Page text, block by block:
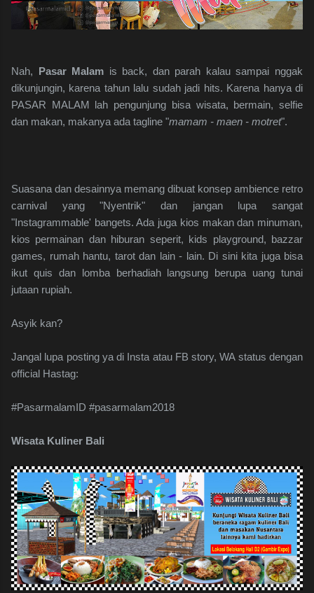
Nah, Pasar Malam is back, dan parah kalau sampai nggak
dikunjungin, karena tahun lalu sudah jadi hits. Karena hanya di
PASAR MALAM lah pengunjung bisa wisata, bermain, selfie
dan makan, makanya ada tagline "mamam - maen - motret".
Suasana dan desainnya memang dibuat konsep ambience retro
carnival yang "Nyentrik" dan jangan lupa sangat
"Instagrammable' bangets. Ada juga kios makan dan minuman,
kios permainan dan hiburan seperit, kids playground, bazzar
games, rumah hantu, tarot dan lain - lain. Di sini kita juga bisa
ikut quis dan lomba berhadiah langsung berupa uang tunai
jutaan rupiah.
Asyik kan?
Jangal lupa posting ya di Insta atau FB story, WA status dengan
official Hastag:
#PasarmalamID #pasarmalam2018
Wisata Kuliner Bali